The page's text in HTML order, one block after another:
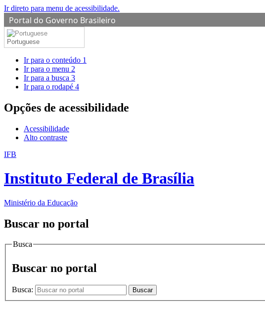
Ir direto para menu de acessibilidade.
Portal do Governo Brasileiro
Portuguese
Ir para o conteúdo 1
Ir para o menu 2
Ir para a busca 3
Ir para o rodapé 4
Opções de acessibilidade
Acessibilidade
Alto contraste
IFB
Instituto Federal de Brasília
Ministério da Educação
Buscar no portal
Busca
Buscar no portal
Busca: Buscar